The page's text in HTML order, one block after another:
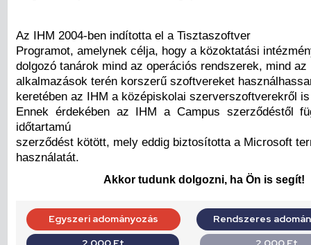
Az IHM 2004-ben indította el a Tisztaszoftver
Programot, amelynek célja, hogy a közoktatási
dolgozó tanárok mind az operációs rendszerek, mind az
alkalmazások terén korszerű szoftvereket
keretében az IHM a középiskolai szerverszoftverekről
Ennek érdekében az IHM a Campus szerződéstől
időtartamú
szerződést kötött, mely eddig biztosította a Microsoft
használatát.
Akkor tudunk dolgozni, ha Ön is segít!